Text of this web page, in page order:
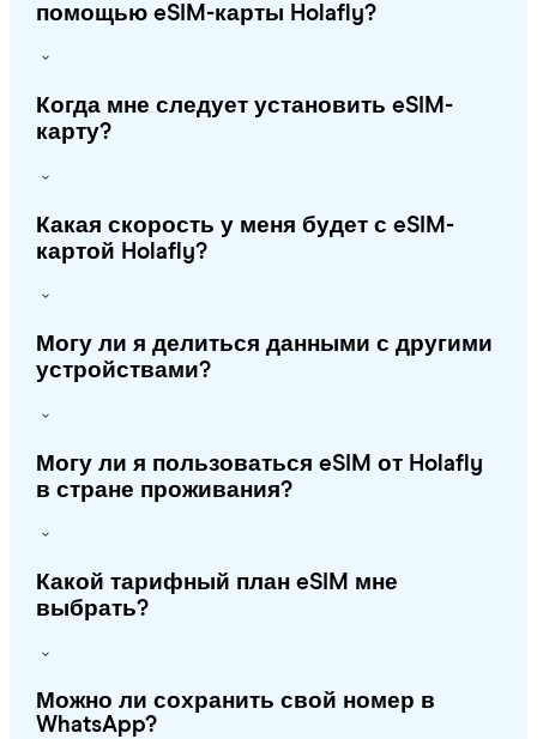
помощью eSIM-карты Holafly?
Когда мне следует установить eSIM-
карту?
Какая скорость у меня будет с eSIM-
картой Holafly?
Могу ли я делиться данными с другими
устройствами?
Могу ли я пользоваться eSIM от Holafly
в стране проживания?
Какой тарифный план eSIM мне
выбрать?
Можно ли сохранить свой номер в
WhatsApp?